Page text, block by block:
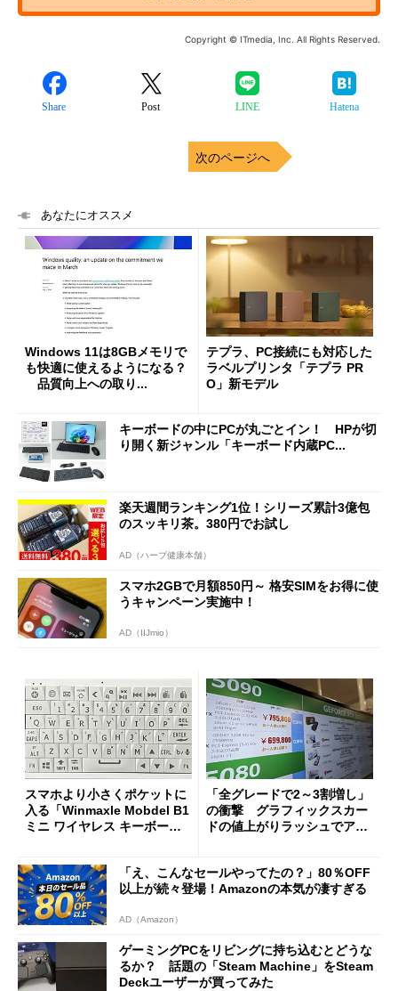
Copyright © ITmedia, Inc. All Rights Reserved.
Share Post LINE Hatena
次のページへ
あなたにオススメ
Windows 11は8GBメモリで
も快適に使えるようになる？
品質向上への取り...
テプラ、PC接続にも対応した
ラベルプリンタ「テプラ PR
O」新モデル
キーボードの中にPCが丸ごとイン！ HPが切
り開く新ジャンル「キーボード内蔵PC...
楽天週間ランキング1位！シリーズ累計3億包
のスッキリ茶。380円でお試し
AD（ハーブ健康本舗）
スマホ2GBで月額850円～ 格安SIMをお得に使
うキャンペーン実施中！
AD（IIJmio）
スマホより小さくポケットに
入る「Winmaxle Mobdel B1
ミニ ワイヤレス キーボー
「全グレードで2～3割増し」
の衝撃 グラフィックスカー
ドの値上がりラッシュでアキ
「え、こんなセールやってたの？」80％OFF
以上が続々登場！Amazonの本気が凄すぎる
AD（Amazon）
ゲーミングPCをリビングに持ち込むとどうな
るか？ 話題の「Steam Machine」をSteam
Deckユーザーが買ってみた